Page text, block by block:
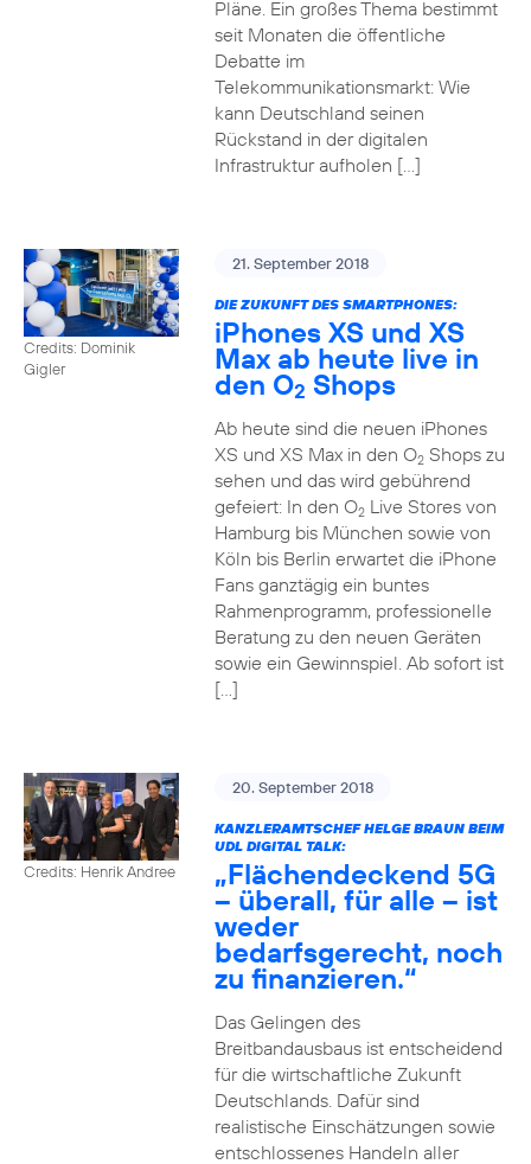
Pläne. Ein großes Thema bestimmt
seit Monaten die öffentliche
Debatte im
Telekommunikationsmarkt: Wie
kann Deutschland seinen
Rückstand in der digitalen
Infrastruktur aufholen […]
Credits: Dominik
Gigler
21. September 2018
DIE ZUKUNFT DES SMARTPHONES:
iPhones XS und XS
Max ab heute live in
den O2 Shops
Ab heute sind die neuen iPhones
XS und XS Max in den O2Shops zu
sehen und das wird gebührend
gefeiert: In den O2Live Stores von
Hamburg bis München sowie von
Köln bis Berlin erwartet die iPhone
Fans ganztägig ein buntes
Rahmenprogramm, professionelle
Beratung zu den neuen Geräten
sowie ein Gewinnspiel. Ab sofort ist
[…]
Credits: Henrik Andree
20. September 2018
KANZLERAMTSCHEF HELGE BRAUN BEIM
UDL DIGITAL TALK:
„Flächendeckend 5G
– überall, für alle – ist
weder
bedarfsgerecht, noch
zu finanzieren.“
Das Gelingen des
Breitbandausbaus ist entscheidend
für die wirtschaftliche Zukunft
Deutschlands. Dafür sind
realistische Einschätzungen sowie
entschlossenes Handeln aller